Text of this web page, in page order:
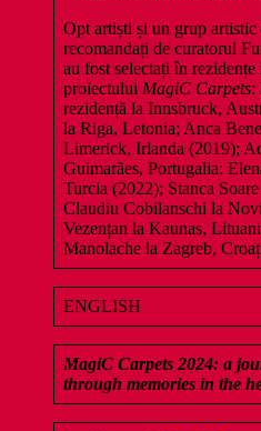
Opt artiști și un grup
recomandați de curatorul
au fost selectați în
proiectului MagiC Carpets:
rezidență la Innsbruck,
la Riga, Letonia; Anca
Limerick, Irlanda (2019);
Guimarães, Portugalia;
Turcia (2022); Stanca
Claudiu Cobilanschi la
Vezențan la Kaunas,
Manolache la Zagreb,
ENGLISH
MagiC Carpets 2024: a
through memories in the